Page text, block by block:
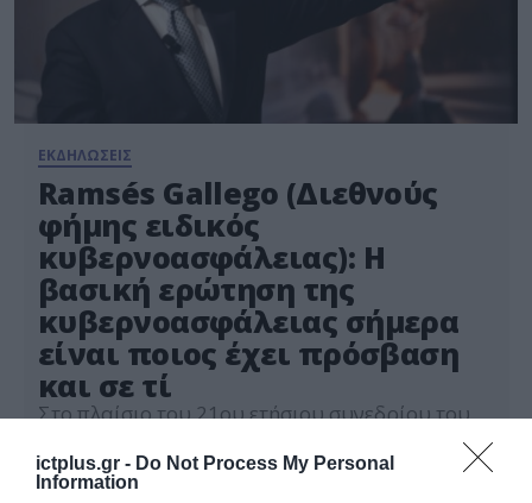
ictplus.gr - Do Not Process My Personal
Information
ΕΚΔΗΛΩΣΕΙΣ
Ramsés Gallego (Διεθνούς
φήμης ειδικός
κυβερνοασφάλειας): Η
βασική ερώτηση της
κυβερνοασφάλειας σήμερα
είναι ποιος έχει πρόσβαση
και σε τί
Στο πλαίσιο του 21ου ετήσιου συνεδρίου του
Ινστιτούτου Εσωτερικών Ελεγκτών Ελλάδας –
IIA Greece, το οποίο λαμβάνει χώρα σήμερα 14
Νοεμβρίου 2023 στο Μέγαρο Μουσικής με
14.11.2023